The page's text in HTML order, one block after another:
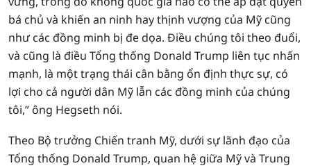
bá chủ và khiến an ninh hay thịnh vượng của Mỹ cũng
như các đồng minh bị đe dọa. Điều chúng tôi theo đuổi,
và cũng là điều Tổng thống Donald Trump liên tục nhấn
mạnh, là một trạng thái cân bằng ổn định thực sự, có
lợi cho cả người dân Mỹ lẫn các đồng minh của chúng
tôi,” ông Hegseth nói.
Theo Bộ trưởng Chiến tranh Mỹ, dưới sự lãnh đạo của
Tổng thống Donald Trump, quan hệ giữa Mỹ và Trung